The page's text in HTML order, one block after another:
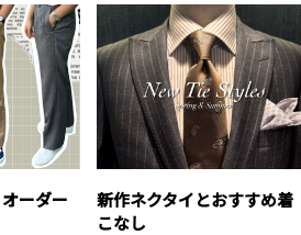
ーダー
新作ネクタイとおすすめ着
こなし